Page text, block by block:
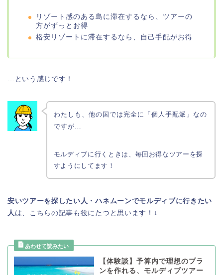
リゾート感のある島に滞在するなら、ツアーの
方がずっとお得
格安リゾートに滞在するなら、自己手配がお得
…という感じです！
わたしも、他の国では完全に「個人手配派」なの
ですが…
モルディブに行くときは、毎回お得なツアーを探
すようにしてます！
安いツアーを探したい人・ハネムーンでモルディブに行きたい
人 は、こちらの記事も役にたつと思います！↓
【体験談】予算内で理想のプラ
ンを作れる、モルディブツアー